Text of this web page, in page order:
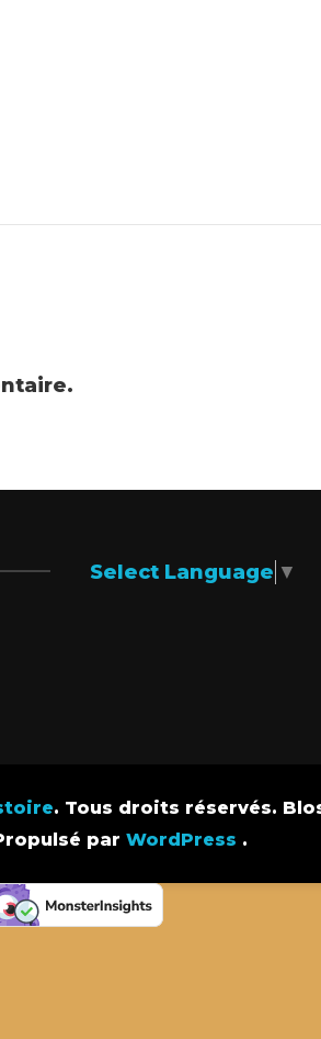
Select Language ▼
. Tous droits réservés.
parWordPress .